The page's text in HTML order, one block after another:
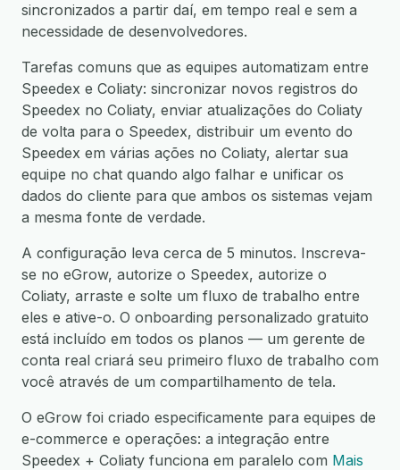
sincronizados a partir daí, em tempo real e sem a
necessidade de desenvolvedores.
Tarefas comuns que as equipes automatizam entre
Speedex e Coliaty: sincronizar novos registros do
Speedex no Coliaty, enviar atualizações do Coliaty
de volta para o Speedex, distribuir um evento do
Speedex em várias ações no Coliaty, alertar sua
equipe no chat quando algo falhar e unificar os
dados do cliente para que ambos os sistemas vejam
a mesma fonte de verdade.
A configuração leva cerca de 5 minutos. Inscreva-
se no eGrow, autorize o Speedex, autorize o
Coliaty, arraste e solte um fluxo de trabalho entre
eles e ative-o. O onboarding personalizado gratuito
está incluído em todos os planos — um gerente de
conta real criará seu primeiro fluxo de trabalho com
você através de um compartilhamento de tela.
O eGrow foi criado especificamente para equipes de
e-commerce e operações: a integração entre
Speedex + Coliaty funciona em paralelo com Mais